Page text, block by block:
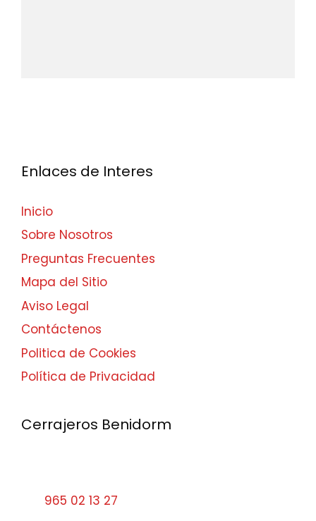
Enlaces de Interes
Inicio
Sobre Nosotros
Preguntas Frecuentes
Mapa del Sitio
Aviso Legal
Contáctenos
Politica de Cookies
Política de Privacidad
Cerrajeros Benidorm
965 02 13 27